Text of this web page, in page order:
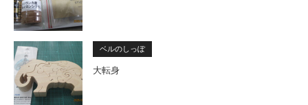
ベルのしっぽ
大転身